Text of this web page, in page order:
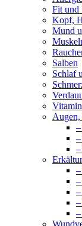
Fit und
Kopf,
Mund
Salben
Schlaf
Augen,